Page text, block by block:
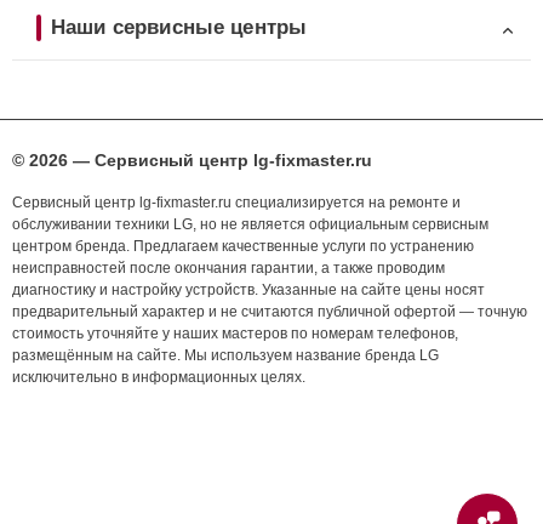
Наши сервисные центры
© 2026 — Сервисный центр lg-fixmaster.ru
Сервисный центр lg-fixmaster.ru специализируется на ремонте и
обслуживании техники LG, но не является официальным сервисным
центром бренда. Предлагаем качественные услуги по устранению
неисправностей после окончания гарантии, а также проводим
диагностику и настройку устройств. Указанные на сайте цены носят
предварительный характер и не считаются публичной офертой — точную
стоимость уточняйте у наших мастеров по номерам телефонов,
размещённым на сайте. Мы используем название бренда LG
исключительно в информационных целях.